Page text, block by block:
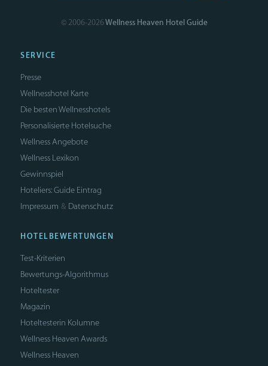
© 2006-2026Wellness Heaven Hotel Guide
SERVICE
Presse
Wellnesshotel Karte
Die besten Wellnesshotels
Personalisierte Hotelsuche
Wellness Angebote
Wellness Lexikon
Gewinnspiel
Hoteliers: Guide Eintrag
Impressum & Datenschutz
HOTELBEWERTUNGEN
Test-Kriterien
Bewertungs-Algorithmus
Hoteltester
Magazin
Hoteltesterin Kolumne
Wellness Heaven Awards
Wellness Heaven